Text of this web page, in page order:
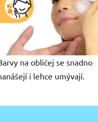
na obličej se snadno
i lehce umývají.